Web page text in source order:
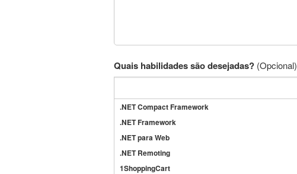
Quais habilidades são desejadas? (Opcional)
.NET Compact Framework
.NET Framework
.NET para Web
.NET Remoting
1ShoppingCart